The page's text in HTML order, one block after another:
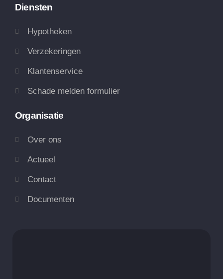
Diensten
Hypotheken
Verzekeringen
Klantenservice
Schade melden formulier
Organisatie
Over ons
Actueel
Contact
Documenten